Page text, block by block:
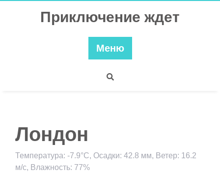
Приключение ждет
Меню
Лондон
Температура: -7.9°C, Осадки: 42.8 мм, Ветер: 16.2
м/с, Влажность: 77%